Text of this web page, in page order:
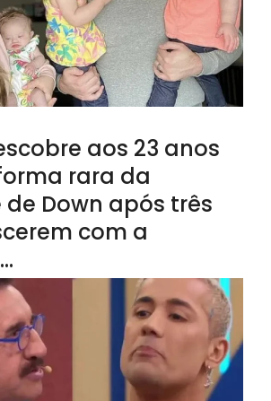
aos 23 anos
rara da
Down após três
com a